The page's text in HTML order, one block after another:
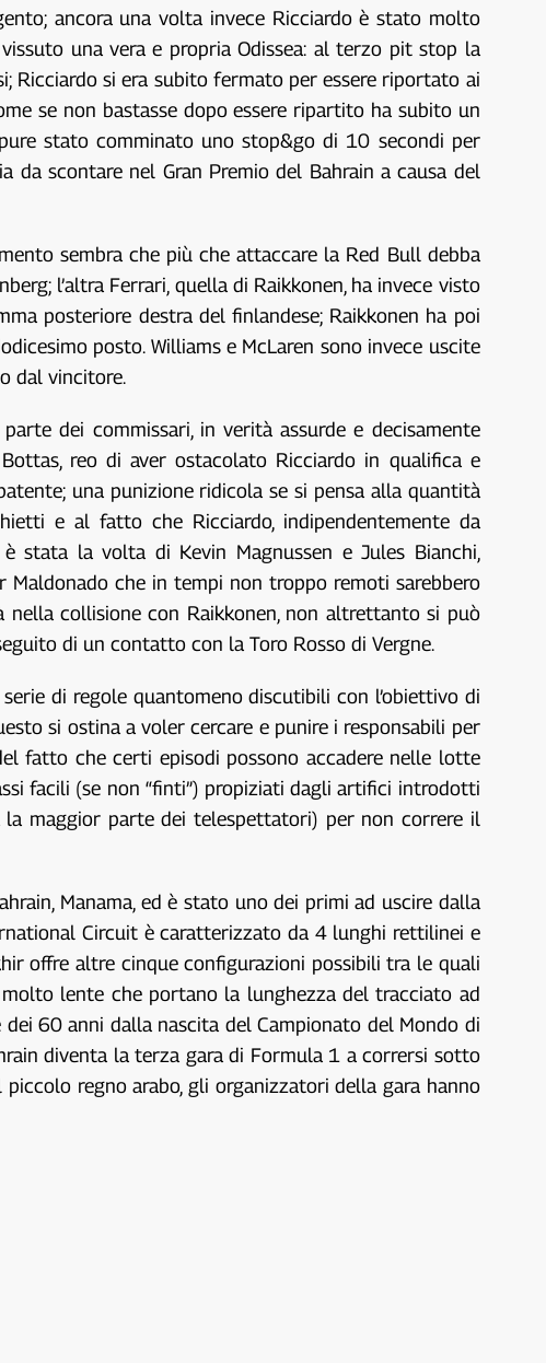
ancora una volta invece Ricciardo è stato molto
una vera e propria Odissea: al terzo pit stop la
Ricciardo si era subito fermato per essere riportato ai
se non bastasse dopo essere ripartito ha subito un
stato comminato uno stop&go di 10 secondi per
da scontare nel Gran Premio del Bahrain a causa del
sembra che più che attaccare la Red Bull debba
l’altra Ferrari, quella di Raikkonen, ha invece visto
posteriore destra del finlandese; Raikkonen ha poi
posto. Williams e McLaren sono invece uscite
dal vincitore.
dei commissari, in verità assurde e decisamente
reo di aver ostacolato Ricciardo in qualifica e
una punizione ridicola se si pensa alla quantità
e al fatto che Ricciardo, indipendentemente da
stata la volta di Kevin Magnussen e Jules Bianchi,
Maldonado che in tempi non troppo remoti sarebbero
collisione con Raikkonen, non altrettanto si può
di un contatto con la Toro Rosso di Vergne.
di regole quantomeno discutibili con l’obiettivo di
si ostina a voler cercare e punire i responsabili per
fatto che certi episodi possono accadere nelle lotte
facili (se non “finti”) propiziati dagli artifici introdotti
maggior parte dei telespettatori) per non correre il
Manama, ed è stato uno dei primi ad uscire dalla
Circuit è caratterizzato da 4 lunghi rettilinei e
offre altre cinque configurazioni possibili tra le quali
lente che portano la lunghezza del tracciato ad
60 anni dalla nascita del Campionato del Mondo di
diventa la terza gara di Formula 1 a corrersi sotto
regno arabo, gli organizzatori della gara hanno